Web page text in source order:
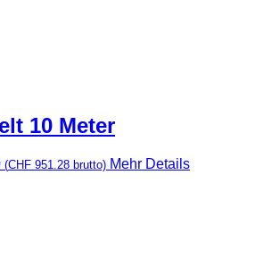
10 Meter
(CHF 951.28 brutto) Mehr Details